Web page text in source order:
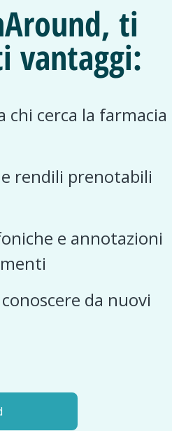
ti
vantaggi:
cerca la farmacia
rendili prenotabili
e annotazioni
da nuovi